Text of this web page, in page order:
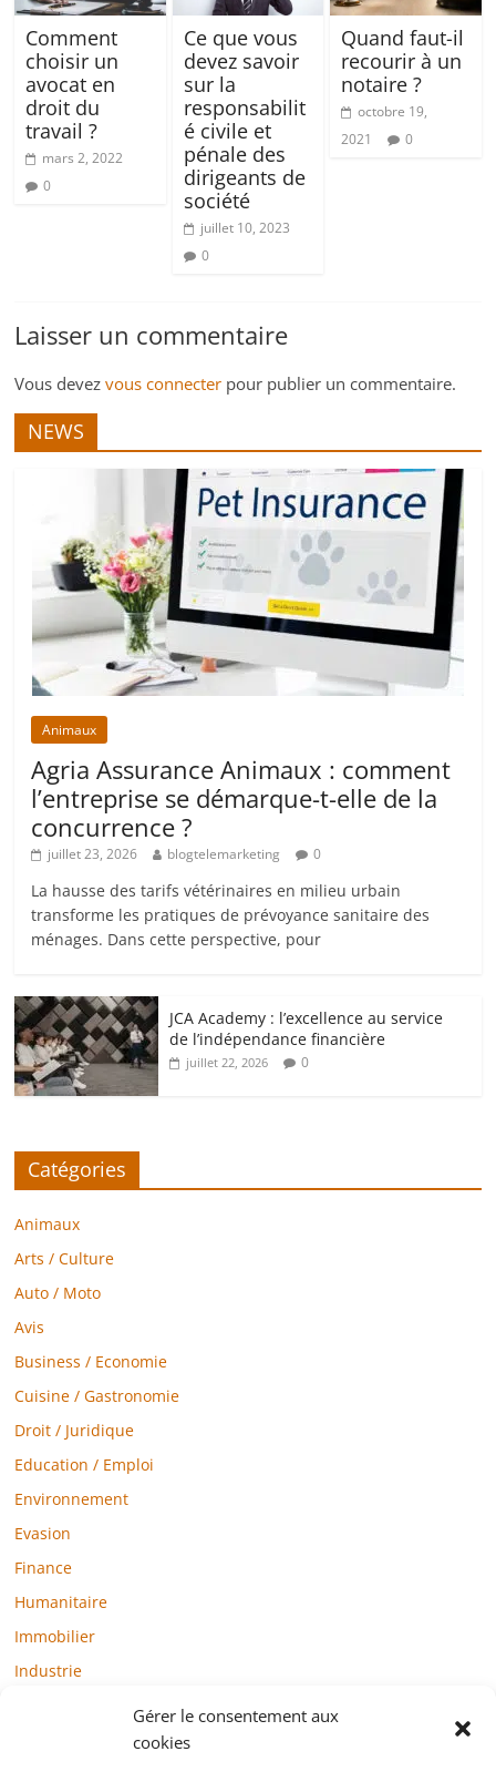
Gérer le consentement aux
cookies
Comment
choisir un
avocat en
droit du
travail ?
mars 2, 2022
0
Ce que vous
devez savoir
sur la
responsabilit
é civile et
pénale des
dirigeants de
société
juillet 10, 2023
0
Quand faut-il
recourir à un
notaire ?
octobre 19,
2021
0
Laisser un commentaire
Vous devezvous connecter pour publier un commentaire.
NEWS
Animaux
Agria Assurance Animaux : comment
l’entreprise se démarque-t-elle de la
concurrence ?
juillet 23, 2026 blogtelemarketing 0
La hausse des tarifs vétérinaires en milieu urbain
transforme les pratiques de prévoyance sanitaire des
ménages. Dans cette perspective, pour
JCA Academy : l’excellence au service
de l’indépendance financière
juillet 22, 2026 0
Catégories
Animaux
Arts / Culture
Auto / Moto
Avis
Business / Economie
Cuisine / Gastronomie
Droit / Juridique
Education / Emploi
Environnement
Evasion
Finance
Humanitaire
Immobilier
Industrie